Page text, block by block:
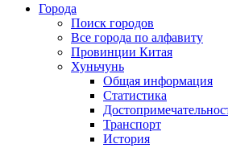
Города
Поиск городов
Все города по алфавиту
Провинции Китая
Хуньчунь
Общая информация
Статистика
Транспорт
История